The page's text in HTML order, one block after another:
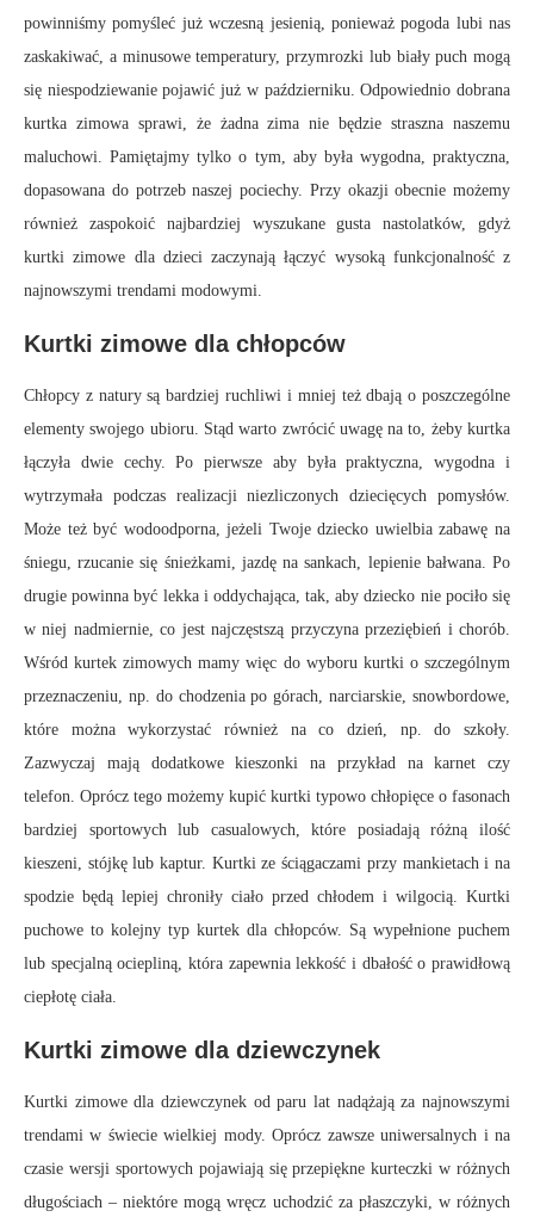
powinniśmy pomyśleć już wczesną jesienią, ponieważ pogoda lubi nas
zaskakiwać, a minusowe temperatury, przymrozki lub biały puch mogą
się niespodziewanie pojawić już w październiku. Odpowiednio dobrana
kurtka zimowa sprawi, że żadna zima nie będzie straszna naszemu
maluchowi. Pamiętajmy tylko o tym, aby była wygodna, praktyczna,
dopasowana do potrzeb naszej pociechy. Przy okazji obecnie możemy
również zaspokoić najbardziej wyszukane gusta nastolatków, gdyż
kurtki zimowe dla dzieci zaczynają łączyć wysoką funkcjonalność z
najnowszymi trendami modowymi.
Kurtki zimowe dla chłopców
Chłopcy z natury są bardziej ruchliwi i mniej też dbają o poszczególne
elementy swojego ubioru. Stąd warto zwrócić uwagę na to, żeby kurtka
łączyła dwie cechy. Po pierwsze aby była praktyczna, wygodna i
wytrzymała podczas realizacji niezliczonych dziecięcych pomysłów.
Może też być wodoodporna, jeżeli Twoje dziecko uwielbia zabawę na
śniegu, rzucanie się śnieżkami, jazdę na sankach, lepienie bałwana. Po
drugie powinna być lekka i oddychająca, tak, aby dziecko nie pociło się
w niej nadmiernie, co jest najczęstszą przyczyna przeziębień i chorób.
Wśród kurtek zimowych mamy więc do wyboru kurtki o szczególnym
przeznaczeniu, np. do chodzenia po górach, narciarskie, snowbordowe,
które można wykorzystać również na co dzień, np. do szkoły.
Zazwyczaj mają dodatkowe kieszonki na przykład na karnet czy
telefon. Oprócz tego możemy kupić kurtki typowo chłopięce o fasonach
bardziej sportowych lub casualowych, które posiadają różną ilość
kieszeni, stójkę lub kaptur. Kurtki ze ściągaczami przy mankietach i na
spodzie będą lepiej chroniły ciało przed chłodem i wilgocią. Kurtki
puchowe to kolejny typ kurtek dla chłopców. Są wypełnione puchem
lub specjalną ociepliną, która zapewnia lekkość i dbałość o prawidłową
ciepłotę ciała.
Kurtki zimowe dla dziewczynek
Kurtki zimowe dla dziewczynek od paru lat nadążają za najnowszymi
trendami w świecie wielkiej mody. Oprócz zawsze uniwersalnych i na
czasie wersji sportowych pojawiają się przepiękne kurteczki w różnych
długościach – niektóre mogą wręcz uchodzić za płaszczyki, w różnych